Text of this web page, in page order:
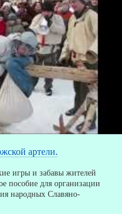
артели.
игры и забавы жителей
пособие для организации
народных Славяно-